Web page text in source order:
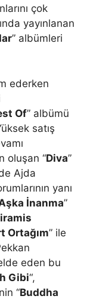
çok
yayınlanan
” albümleri
ederken
Of” albümü
satış
oluşan “Diva”
Ajda
yanı
İnanma”
Ortağım” ile
eden bu
Gibi“,
“Buddha